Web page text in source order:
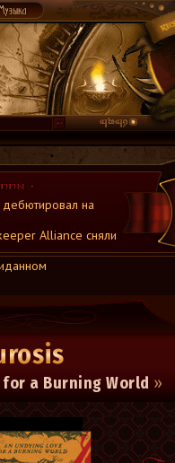
дебютировал на
Alliance сняли
for a Burning World »